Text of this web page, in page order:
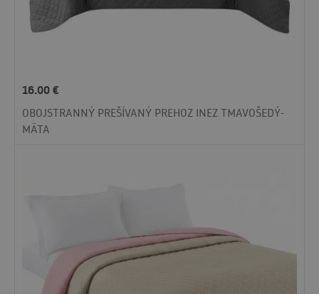
16.00€
OBOJSTRANNÝ PREŠÍVANÝ PREHOZ INEZ TMAVOŠEDÝ-
MÄTA